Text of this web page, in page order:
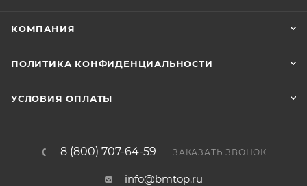
КОМПАНИЯ
ПОЛИТИКА КОНФИДЕНЦИАЛЬНОСТИ
УСЛОВИЯ ОПЛАТЫ
8 (800) 707-64-59 ЗАКАЗАТЬ ЗВОНОК
info@bmtop.ru